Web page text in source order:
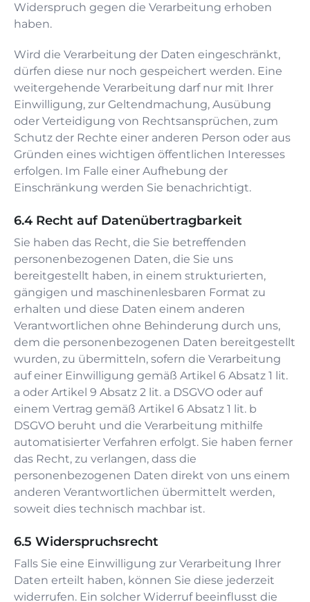
Widerspruch gegen die Verarbeitung erhoben
haben.
Wird die Verarbeitung der Daten eingeschränkt,
dürfen diese nur noch gespeichert werden. Eine
weitergehende Verarbeitung darf nur mit Ihrer
Einwilligung, zur Geltendmachung, Ausübung
oder Verteidigung von Rechtsansprüchen, zum
Schutz der Rechte einer anderen Person oder aus
Gründen eines wichtigen öffentlichen Interesses
erfolgen. Im Falle einer Aufhebung der
Einschränkung werden Sie benachrichtigt.
Recht auf Datenübertragbarkeit
Sie haben das Recht, die Sie betreffenden
personenbezogenen Daten, die Sie uns
bereitgestellt haben, in einem strukturierten,
gängigen und maschinenlesbaren Format zu
erhalten und diese Daten einem anderen
Verantwortlichen ohne Behinderung durch uns,
dem die personenbezogenen Daten bereitgestellt
wurden, zu übermitteln, sofern die Verarbeitung
auf einer Einwilligung gemäß Artikel 6 Absatz 1 lit.
a oder Artikel 9 Absatz 2 lit. a DSGVO oder auf
einem Vertrag gemäß Artikel 6 Absatz 1 lit. b
DSGVO beruht und die Verarbeitung mithilfe
automatisierter Verfahren erfolgt. Sie haben ferner
das Recht, zu verlangen, dass die
personenbezogenen Daten direkt von uns einem
anderen Verantwortlichen übermittelt werden,
soweit dies technisch machbar ist.
Widerspruchsrecht
Falls Sie eine Einwilligung zur Verarbeitung Ihrer
Daten erteilt haben, können Sie diese jederzeit
widerrufen. Ein solcher Widerruf beeinflusst die